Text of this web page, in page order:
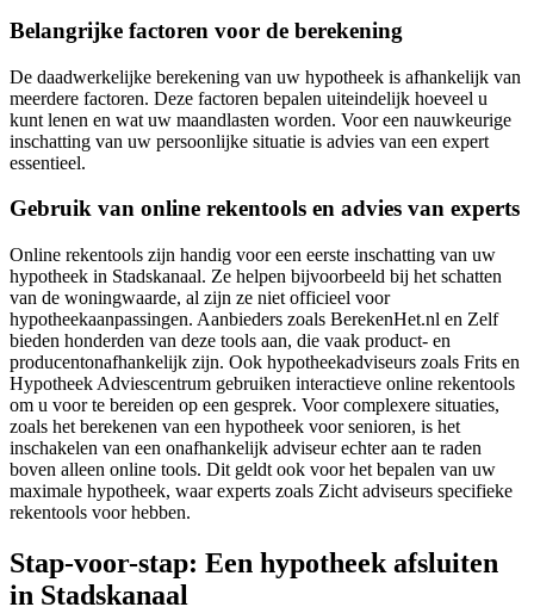
Belangrijke factoren voor de berekening
De daadwerkelijke berekening van uw hypotheek is afhankelijk van
meerdere factoren. Deze factoren bepalen uiteindelijk hoeveel u
kunt lenen en wat uw maandlasten worden. Voor een nauwkeurige
inschatting van uw persoonlijke situatie is advies van een expert
essentieel.
Gebruik van online rekentools en advies van experts
Online rekentools zijn handig voor een eerste inschatting van uw
hypotheek in Stadskanaal. Ze helpen bijvoorbeeld bij het schatten
van de woningwaarde, al zijn ze niet officieel voor
hypotheekaanpassingen. Aanbieders zoals BerekenHet.nl en Zelf
bieden honderden van deze tools aan, die vaak product- en
producentonafhankelijk zijn. Ook hypotheekadviseurs zoals Frits en
Hypotheek Adviescentrum gebruiken interactieve online rekentools
om u voor te bereiden op een gesprek. Voor complexere situaties,
zoals het berekenen van een hypotheek voor senioren, is het
inschakelen van een onafhankelijk adviseur echter aan te raden
boven alleen online tools. Dit geldt ook voor het bepalen van uw
maximale hypotheek, waar experts zoals Zicht adviseurs specifieke
rekentools voor hebben.
Stap-voor-stap: Een hypotheek afsluiten
in Stadskanaal